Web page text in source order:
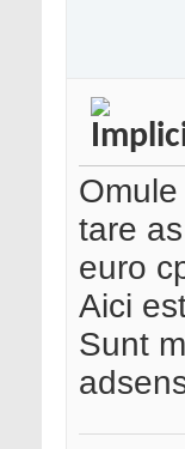
tare
euro
Aici
Sunt